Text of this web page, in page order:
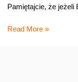
Pamiętajcie, że
Dajemy
Read More »